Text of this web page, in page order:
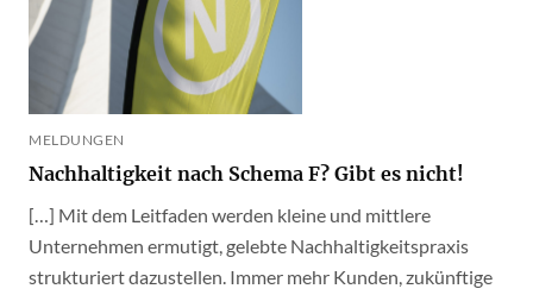
MELDUNGEN
Nachhaltigkeit nach Schema F? Gibt es nicht!
[…] Mit dem Leitfaden werden kleine und mittlere
Unternehmen ermutigt, gelebte Nachhaltigkeitspraxis
strukturiert dazustellen. Immer mehr Kunden, zukünftige